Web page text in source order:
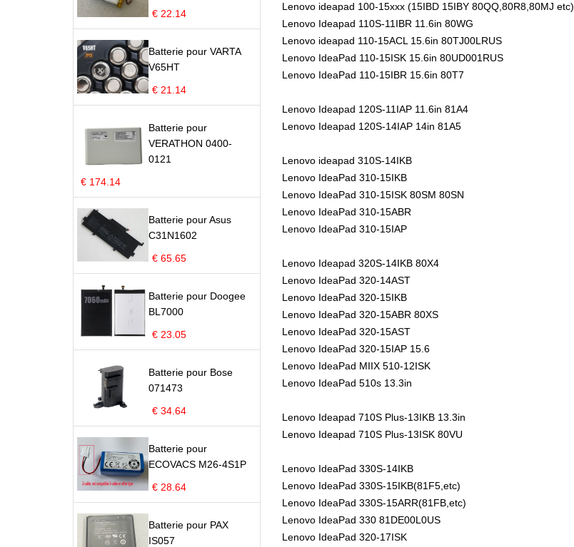
€ 22.14
Batterie pour VARTA
V65HT
€ 21.14
Batterie pour
VERATHON 0400-
0121
€ 174.14
Batterie pour Asus
C31N1602
€ 65.65
Batterie pour Doogee
BL7000
€ 23.05
Batterie pour Bose
071473
€ 34.64
Batterie pour
ECOVACS M26-4S1P
€ 28.64
Batterie pour PAX
IS057
Lenovo ideapad 100-15xxx (15IBD 15IBY 80QQ,80R8,80MJ etc)
Lenovo Ideapad 110S-11IBR 11.6in 80WG
Lenovo ideapad 110-15ACL 15.6in 80TJ00LRUS
Lenovo IdeaPad 110-15ISK 15.6in 80UD001RUS
Lenovo IdeaPad 110-15IBR 15.6in 80T7
Lenovo Ideapad 120S-11IAP 11.6in 81A4
Lenovo Ideapad 120S-14IAP 14in 81A5
Lenovo ideapad 310S-14IKB
Lenovo IdeaPad 310-15IKB
Lenovo IdeaPad 310-15ISK 80SM 80SN
Lenovo IdeaPad 310-15ABR
Lenovo IdeaPad 310-15IAP
Lenovo Ideapad 320S-14IKB 80X4
Lenovo IdeaPad 320-14AST
Lenovo IdeaPad 320-15IKB
Lenovo IdeaPad 320-15ABR 80XS
Lenovo IdeaPad 320-15AST
Lenovo IdeaPad 320-15IAP 15.6
Lenovo IdeaPad MIIX 510-12ISK
Lenovo IdeaPad 510s 13.3in
Lenovo Ideapad 710S Plus-13IKB 13.3in
Lenovo Ideapad 710S Plus-13ISK 80VU
Lenovo IdeaPad 330S-14IKB
Lenovo IdeaPad 330S-15IKB(81F5,etc)
Lenovo IdeaPad 330S-15ARR(81FB,etc)
Lenovo IdeaPad 330 81DE00L0US
Lenovo IdeaPad 320-17ISK